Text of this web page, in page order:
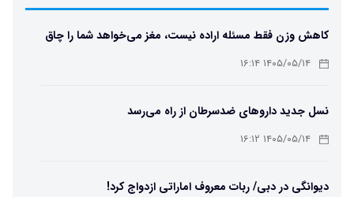
کاهش وزن فقط مسئله اراده نیست، مغز می‌خواهد شما را چاق
نگه دارد۱۴۰۵/۰۵/۱۴ ۱۶:۱۴
نسل جدید داروهای ضدسرطان از راه می‌رسد
۱۴۰۵/۰۵/۱۴ ۱۶:۱۲
دیوانگی در دبی/ ربات معروف اماراتی ازدواج کرد!